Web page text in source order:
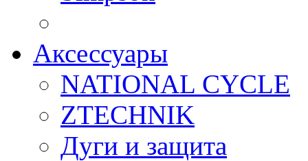
Аксессуары
NATIONAL CYCLE
ZTECHNIK
Дуги и защита